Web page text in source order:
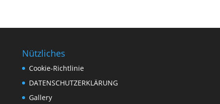
Nützliches
Cookie-Richtlinie
DATENSCHUTZERKLÄRUNG
Gallery